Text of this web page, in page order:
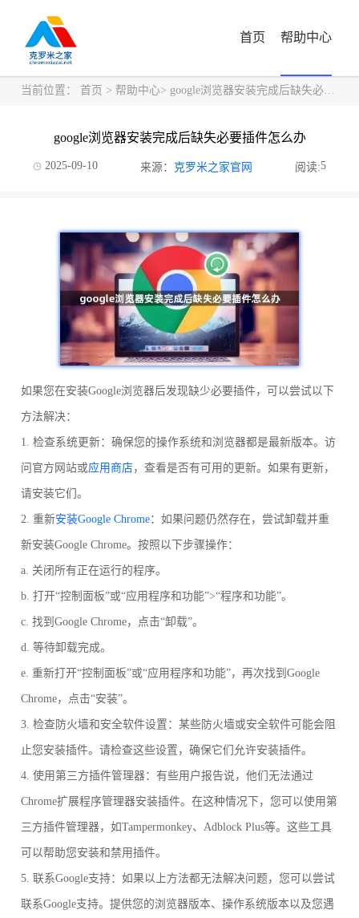
首页 帮助中心
当前位置： 首页 > 帮助中心> google浏览器安装完成后缺失必要插件怎么办
google浏览器安装完成后缺失必要插件怎么办
2025-09-10 来源： 克罗米之家官网 阅读:5
如果您在安装Google浏览器后发现缺少必要插件，可以尝试以下
方法解决：
1. 检查系统更新：确保您的操作系统和浏览器都是最新版本。访
问官方网站或应用商店 ，查看是否有可用的更新。如果有更新，
请安装它们。
2. 重新安装Google Chrome：如果问题仍然存在，尝试卸载并重
新安装Google Chrome。按照以下步骤操作：
a. 关闭所有正在运行的程序。
b. 打开“控制面板”或“应用程序和功能”>“程序和功能”。
c. 找到Google Chrome，点击“卸载”。
d. 等待卸载完成。
e. 重新打开“控制面板”或“应用程序和功能”，再次找到Google
Chrome，点击“安装”。
3. 检查防火墙和安全软件设置：某些防火墙或安全软件可能会阻
止您安装插件。请检查这些设置，确保它们允许安装插件。
4. 使用第三方插件管理器：有些用户报告说，他们无法通过
Chrome扩展程序管理器安装插件。在这种情况下，您可以使用第
三方插件管理器，如Tampermonkey、Adblock Plus等。这些工具
可以帮助您安装和禁用插件。
5. 联系Google支持：如果以上方法都无法解决问题，您可以尝试
联系Google支持。提供您的浏览器版本、操作系统版本以及您遇